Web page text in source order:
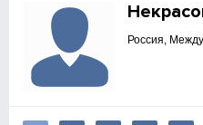
Россия,